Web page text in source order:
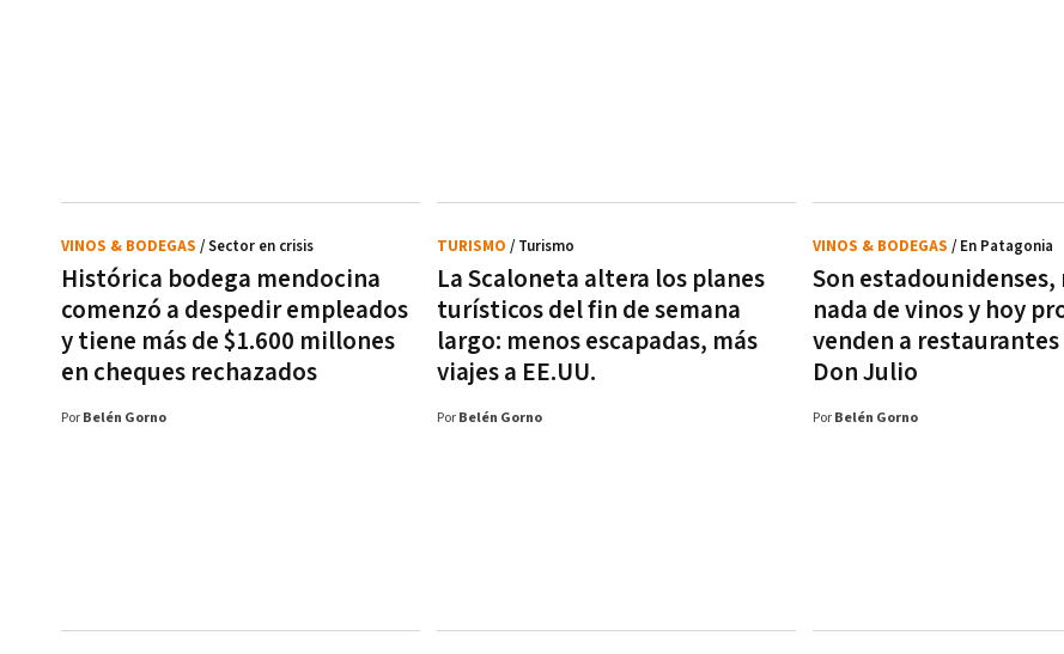
Histórica bodega mendocina
comenzó a despedir empleados
y tiene más de $1.600 millones
en cheques rechazados
VINOS & BODEGAS / Sector en crisis
Por Belén Gorno
La Scaloneta altera los planes
turísticos del fin de semana
largo: menos escapadas, más
viajes a EE.UU.
TURISMO / Turismo
Por Belén Gorno
Son estadounidenses,
nada de vinos y hoy
venden a restaurantes
Don Julio
VINOS & BODEGAS / En Patagonia
Por Belén Gorno